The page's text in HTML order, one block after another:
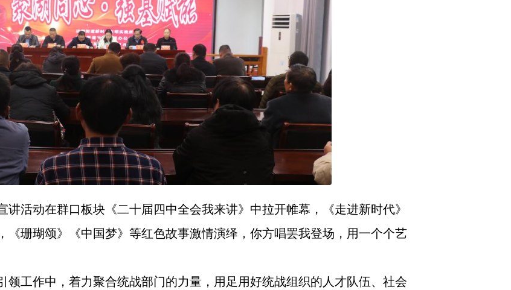
活动在群口板块《二十届四中全会我来讲》中拉开帷幕，《走进新时代》
《珊瑚颂》《中国梦》等红色故事激情演绎，你方唱罢我登场，用一个个艺
领工作中，着力聚合统战部门的力量，用足用好统战组织的人才队伍、社会